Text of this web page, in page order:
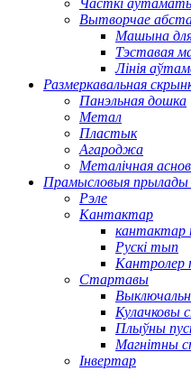
Часткі
Вытворчае
Машына для
Тэставая
Лінія
Размеркавальная
Панэльная дошка
Метал
Пластык
Агароджа
Металічная
Прамысловыя прылады
Рэле
Кантактар
кантактар
Рускі тып
Кантролер
Стартавы
Кулачковы
Плыўны
Магнітны
Інвертар